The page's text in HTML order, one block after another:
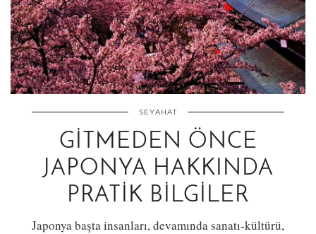
SEYAHAT
GITMEDEN ÖNCE
JAPONYA HAKKINDA
PRATIK BILGILER
Japonya başta insanları, devamında sanatı-kültürü,